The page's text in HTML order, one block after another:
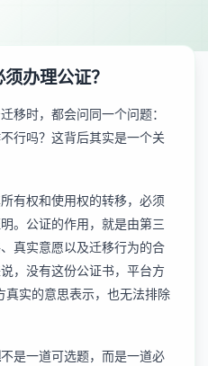
办理公证？
移时，都会问同一个问题：
行吗？这背后其实是一个关
有权和使用权的转移，必须
。公证的作用，就是由第三
真实意愿以及迁移行为的合
，没有这份公证书，平台方
真实的意思表示，也无法排除
不是一道可选题，而是一道必